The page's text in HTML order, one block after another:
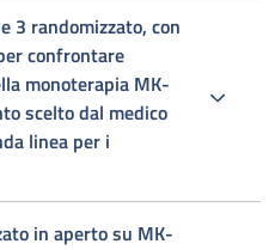
3 randomizzato, con
confrontare
monoterapia MK-
scelto dal medico
linea per i
in aperto su MK-